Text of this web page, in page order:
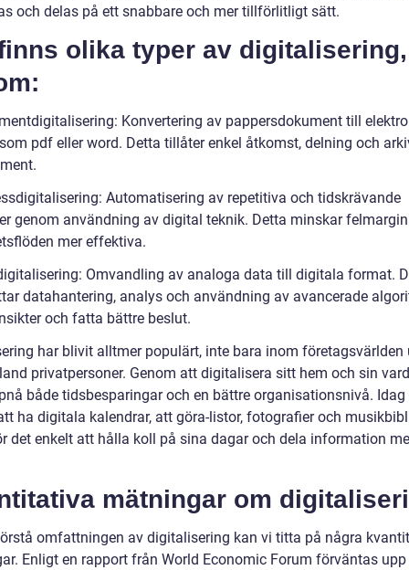
och delas på ett snabbare och mer tillförlitligt sätt.
olika typer av digitalisering,
Konvertering av pappersdokument till
pdf eller word. Detta tillåter enkel åtkomst, delning och
Automatisering av repetitiva och tidskrävande
genom användning av digital teknik. Detta minskar
mer effektiva.
Omvandling av analoga data till digitala format.
datahantering, analys och användning av avancerade
och fatta bättre beslut.
har blivit alltmer populärt, inte bara inom företagsvärlden
privatpersoner. Genom att digitalisera sitt hem och sin
både tidsbesparingar och en bättre organisationsnivå. Idag
ha digitala kalendrar, att göra-listor, fotografier och
det enkelt att hålla koll på sina dagar och dela information
mätningar om
omfattningen av digitalisering kan vi titta på några
Enligt en rapport från World Economic Forum förväntas